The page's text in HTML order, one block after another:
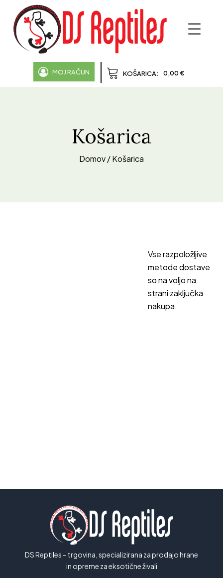
MOJ RAČUN KOŠARICA: 0,00 €
Košarica
Domov/ Košarica
Vse razpoložljive
metode dostave
so na voljo na
strani zaključka
nakupa.
DS Reptiles – trgovina, specializirana za prodajo hrane
in opreme za eksotične živali